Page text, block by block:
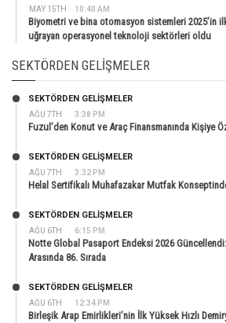
MAY 15TH 10:40 AM
Biyometri ve bina otomasyon sistemleri 2025’in
uğrayan operasyonel teknoloji sektörleri oldu
SEKTÖRDEN GELIŞMELER
AĞU 7TH 3:38 PM
SEKTÖRDEN GELIŞMELER
Fuzul’den Konut ve Araç Finansmanında Kişiye
AĞU 7TH 3:32 PM
SEKTÖRDEN GELIŞMELER
Helal Sertifikalı Muhafazakar Mutfak
AĞU 6TH 6:15 PM
SEKTÖRDEN GELIŞMELER
Notte Global Pasaport Endeksi 2026
Arasında 86. Sırada
AĞU 6TH 12:34 PM
SEKTÖRDEN GELIŞMELER
Birleşik Arap Emirlikleri’nin İlk Yüksek Hızlı